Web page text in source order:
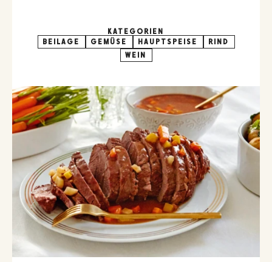
KATEGORIEN
BEILAGE
GEMÜSE HAUPTSPEISE
RIND
WEIN